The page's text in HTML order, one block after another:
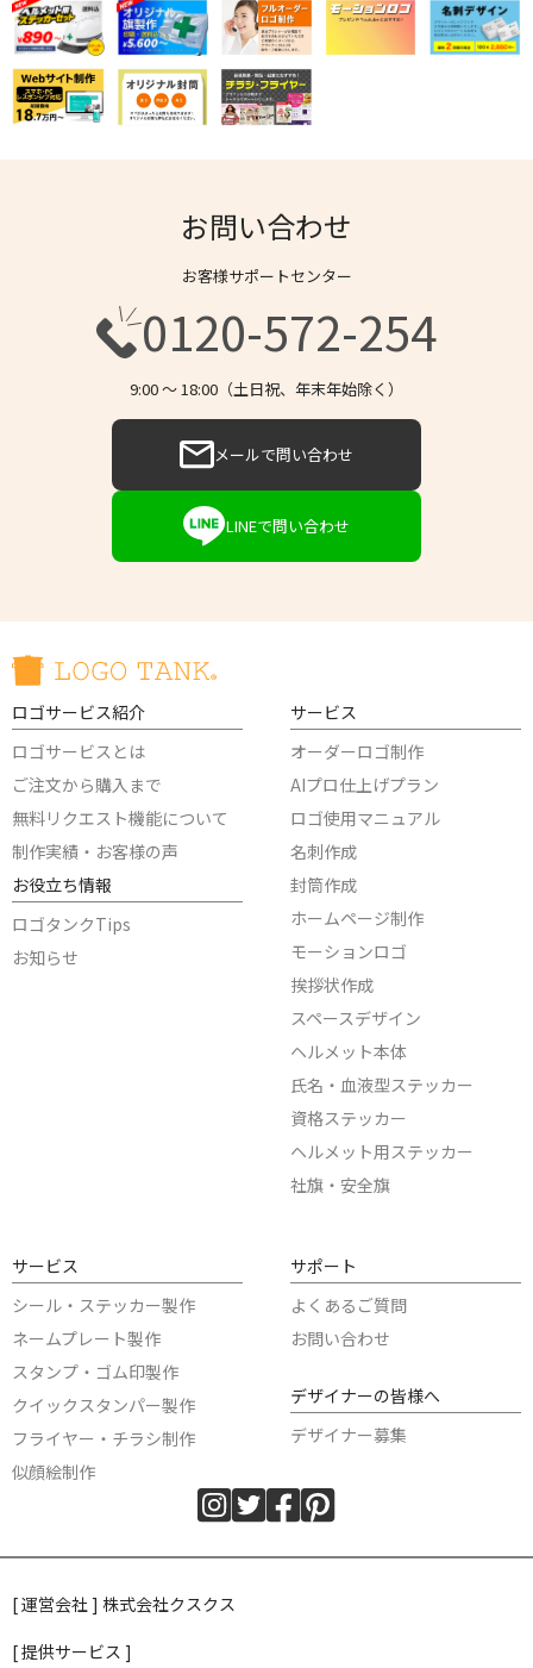
お問い合わせ
お客様サポートセンター
0120-572-254
9:00 〜 18:00（土日祝、年末年始除く）
メールで問い合わせ
LINEで問い合わせ
ロゴサービス紹介
ロゴサービスとは
ご注文から購入まで
無料リクエスト機能について
制作実績・お客様の声
お役立ち情報
ロゴタンクTips
お知らせ
サービス
オーダーロゴ制作
AIプロ仕上げプラン
ロゴ使用マニュアル
名刺作成
封筒作成
ホームページ制作
モーションロゴ
挨拶状作成
スペースデザイン
ヘルメット本体
氏名・血液型ステッカー
資格ステッカー
ヘルメット用ステッカー
社旗・安全旗
サービス
シール・ステッカー製作
ネームプレート製作
スタンプ・ゴム印製作
クイックスタンパー製作
フライヤー・チラシ制作
似顔絵制作
サポート
よくあるご質問
お問い合わせ
デザイナーの皆様へ
デザイナー募集
[ 運営会社 ] 株式会社クスクス
[ 提供サービス ]